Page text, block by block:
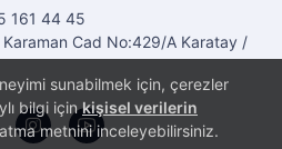
sunabilmek için, çerezler
bilgi içinkişisel verilerin
metnini inceleyebilirsiniz.
161 44 45
Cad No:429/A Karatay /